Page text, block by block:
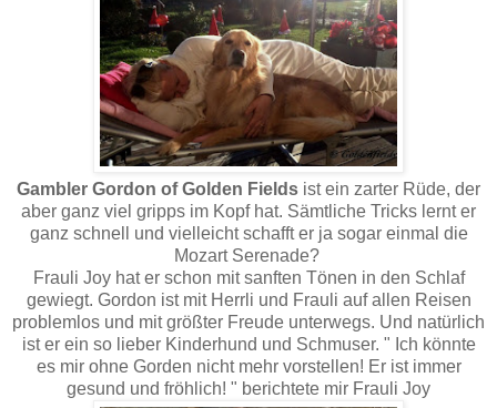
Gambler Gordon of Golden Fields ist ein zarter Rüde, der
aber ganz viel gripps im Kopf hat. Sämtliche Tricks lernt er
ganz schnell und vielleicht schafft er ja sogar einmal die
Mozart Serenade?
Frauli Joy hat er schon mit sanften Tönen in den Schlaf
gewiegt. Gordon ist mit Herrli und Frauli auf allen Reisen
problemlos und mit größter Freude unterwegs. Und natürlich
ist er ein so lieber Kinderhund und Schmuser. " Ich könnte
es mir ohne Gorden nicht mehr vorstellen! Er ist immer
gesund und fröhlich! " berichtete mir Frauli Joy